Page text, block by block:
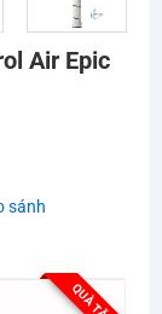
Air Epic
sánh